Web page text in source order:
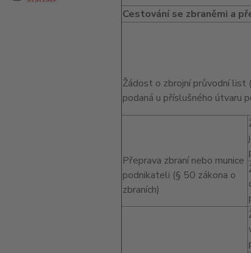
Cestování se zbraněmi a
Žádost o zbrojní průvodní list
podaná u příslušného útvaru
Přeprava zbraní nebo munice
podnikateli (§ 50 zákona o
zbraních)